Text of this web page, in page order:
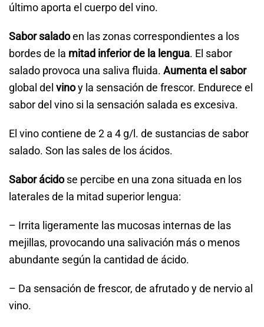
último aporta el cuerpo del vino.
Sabor saladoen las zonas correspondientes a los
bordes de la mitad inferior de la lengua. El sabor
salado provoca una saliva fluida. Aumenta el sabor
global del vinoy la sensación de frescor. Endurece el
sabor del vino si la sensación salada es excesiva.
El vino contiene de 2 a 4 g/l. de sustancias de sabor
salado. Son las sales de los ácidos.
Sabor ácidose percibe en una zona situada en los
laterales de la mitad superior lengua:
– Irrita ligeramente las mucosas internas de las
mejillas, provocando una salivación más o menos
abundante según la cantidad de ácido.
– Da sensación de frescor, de afrutado y de nervio al
vino.